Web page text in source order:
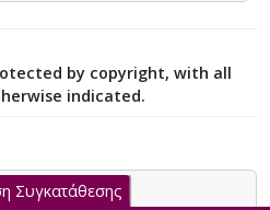
till the start of the 20th
is presented the
work of Mary Anning in
by copyright, with all
indicated.
Συγκατάθεσης